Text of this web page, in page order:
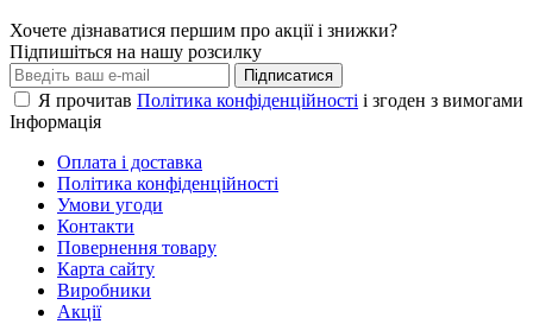
Хочете дізнаватися першим про акції і знижки?
Підпишіться на нашу розсилку
Підписатися
Я прочитав Політика конфіденційності і згоден з вимогами
Інформація
Оплата і доставка
Політика конфіденційності
Умови угоди
Контакти
Повернення товару
Карта сайту
Виробники
Акції